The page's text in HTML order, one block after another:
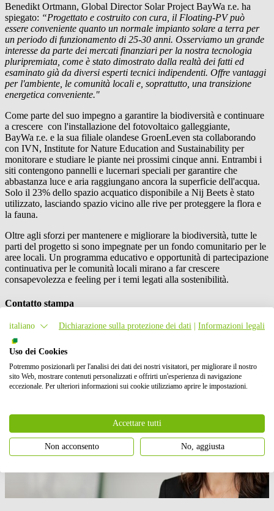
Benedikt Ortmann, Global Director Solar Project BayWa r.e. ha
spiegato: “Progettato e costruito con cura, il Floating-PV può
essere conveniente quanto un normale impianto solare a terra per
un periodo di funzionamento di 25-30 anni. Osserviamo un grande
interesse da parte dei mercati finanziari per la nostra tecnologia
pluripremiata, come è stato dimostrato dalla realtà dei fatti ed
esaminato già da diversi esperti tecnici indipendenti. Offre vantaggi
per l'ambiente, le comunità locali e, soprattutto, una transizione
energetica conveniente."
Come parte del suo impegno a garantire la biodiversità e continuare
a crescere con l'installazione del fotovoltaico galleggiante,
BayWa r.e. e la sua filiale olandese GroenLeven sta collaborando
con IVN, Institute for Nature Education and Sustainability per
monitorare e studiare le piante nei prossimi cinque anni. Entrambi i
siti contengono pannelli e lucernari speciali per garantire che
abbastanza luce e aria raggiungano ancora la superficie dell'acqua.
Solo il 23% dello spazio acquatico disponibile a Nij Beets è stato
utilizzato, lasciando spazio vicino alle rive per proteggere la flora e
la fauna.
Oltre agli sforzi per mantenere e migliorare la biodiversità, tutte le
parti del progetto si sono impegnate per un fondo comunitario per le
aree locali. Un programma educativo e opportunità di partecipazione
continuativa per le comunità locali mirano a far crescere
consapevolezza e feeling per i temi legati alla sostenibilità.
Contatto stampa
italiano Dichiarazione sulla protezione dei dati Informazioni legali
Uso dei Cookies
Potremmo posizionarli per l'analisi dei dati dei nostri visitatori, per migliorare il nostro
sito Web, mostrare contenuti personalizzati e offrirti un'esperienza di navigazione
eccezionale. Per ulteriori informazioni sui cookie utilizziamo aprire le impostazioni.
Accettare tutti
Non acconsento No, aggiusta